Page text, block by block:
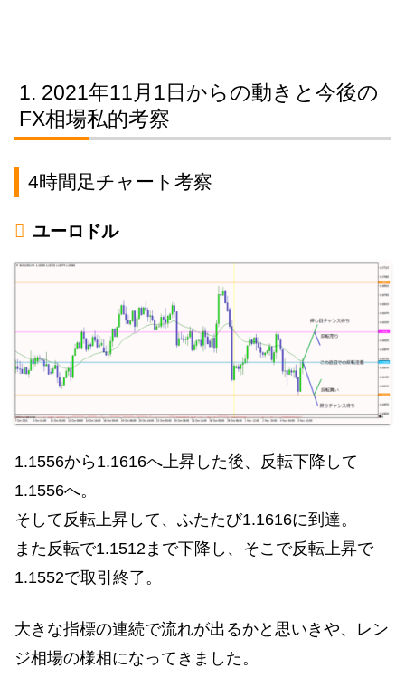
2021年11月1日からの動きと今後の
FX相場私的考察
4時間足チャート考察
ユーロドル
1.1556から1.1616へ上昇した後、反転下降して
1.1556へ。
そして反転上昇して、ふたたび1.1616に到達。
また反転で1.1512まで下降し、そこで反転上昇で
1.1552で取引終了。
大きな指標の連続で流れが出るかと思いきや、レン
ジ相場の様相になってきました。